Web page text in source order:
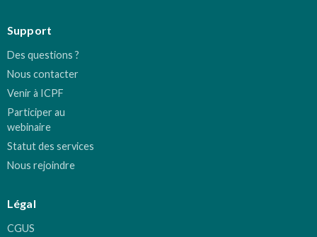
Support
Des questions ?
Nous contacter
Venir à ICPF
Participer au
webinaire
Statut des services
Nous rejoindre
Légal
CGUS